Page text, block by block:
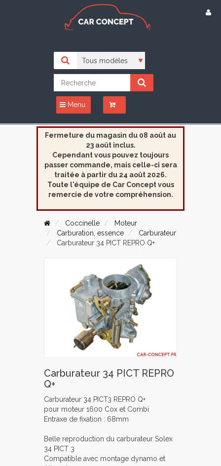
Menu
Fermeture du magasin du 08 août au
23 août inclus.
Cependant vous pouvez toujours
passer commande, mais celle-ci sera
traitée à partir du 24 août 2026.
Toute l'équipe de Car Concept vous
remercie de votre compréhension.
Coccinelle
Moteur
Carburation, essence
Carburateur
Carburateur 34 PICT REPRO Q+
Carburateur 34 PICT REPRO
Q+
Carburateur 34 PICT3 REPRO Q+
pour moteur 1600 Cox et Combi
Entraxe de fixation : 68mm
Belle reproduction du carburateur Solex
34 PICT 3
Compatible avec montage dynamo et